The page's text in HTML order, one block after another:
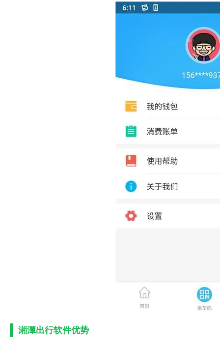
湘潭出行软件优势